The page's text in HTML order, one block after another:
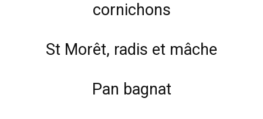
cornichons
St Morêt, radis et mâche
Pan bagnat